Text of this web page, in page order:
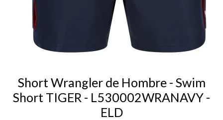
Short Wrangler de Hombre - Swim
Short TIGER - L530002WRANAVY -
ELD